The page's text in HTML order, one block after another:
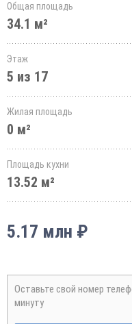
Общая площадь
34.1 м²
Этаж
5 из 17
Жилая площадь
0 м²
Площадь кухни
13.52 м²
5.17 млн ₽
Оставьте свой номер
минуту